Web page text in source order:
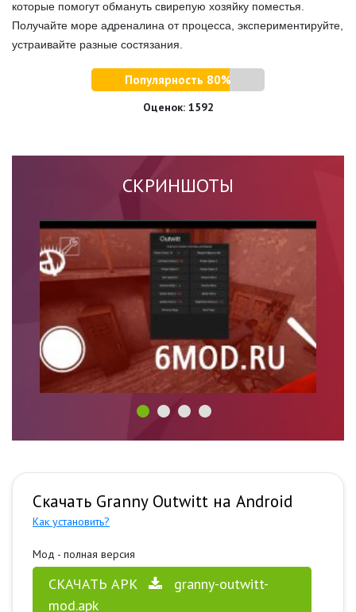
которые помогут обмануть свирепую хозяйку поместья.
Получайте море адреналина от процесса, экспериментируйте,
устраивайте разные состязания.
Популярность 80%
Оценок: 1592
СКРИНШОТЫ
Скачать Granny Outwitt на Android
Как установить?
Мод - полная версия
СКАЧАТЬ APK
granny-outwitt-
mod.apk